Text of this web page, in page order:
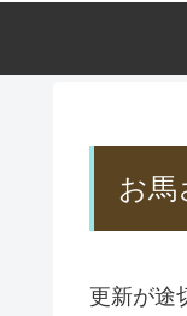
お
更新が途